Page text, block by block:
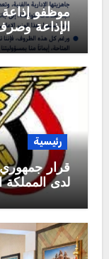
موظفو إذاعة
الإذاعة
رئيسية
قرار جمهوري
لدى المملكة